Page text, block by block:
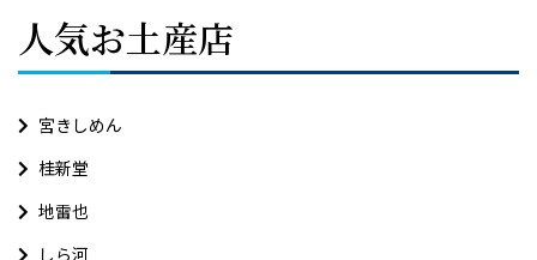
人気お土産店
宮きしめん
桂新堂
地雷也
しら河